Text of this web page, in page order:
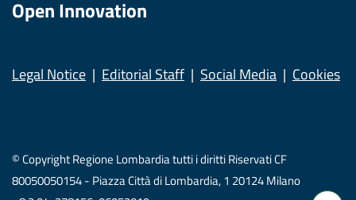
Open Innovation
Legal Notice Editorial Staff Social Media Cookies
© Copyright Regione Lombardia tutti i diritti Riservati CF
80050050154 - Piazza Città di Lombardia, 1 20124 Milano